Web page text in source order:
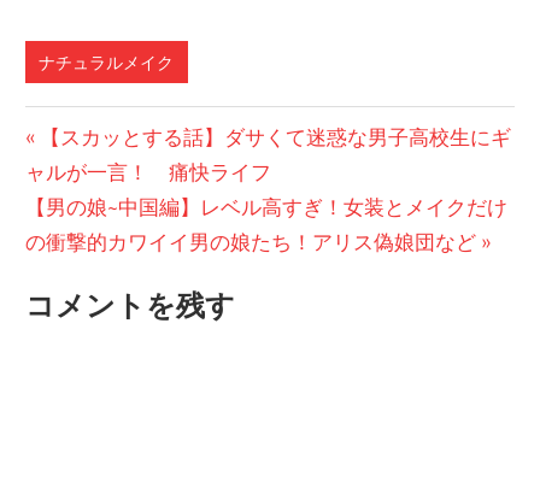
ナチュラルメイク
投
稿
ナ
ゲ
前
の
投
稿:
【スカッとする話】ダサくて迷惑な男子高校生にギ
ャルが一言！ 痛快ライフ
次
の
稿:
【男の娘~中国編】レベル高すぎ！女装とメイクだけ
の衝撃的カワイイ男の娘たち！アリス偽娘団など
コメントを残す